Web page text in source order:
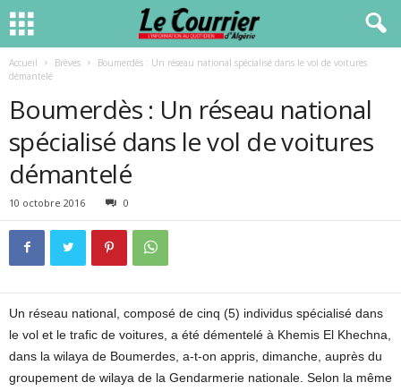
Accueil Brèves
Boumerdès : Un réseau national spécialisé dans le vol de voitures
démantelé
Boumerdès : Un réseau national
spécialisé dans le vol de voitures
démantelé
10 octobre 2016 0
Un réseau national, composé de cinq (5) individus spécialisé dans
le vol et le trafic de voitures, a été démentelé à Khemis El Khechna,
dans la wilaya de Boumerdes, a-t-on appris, dimanche, auprès du
groupement de wilaya de la Gendarmerie nationale. Selon la même